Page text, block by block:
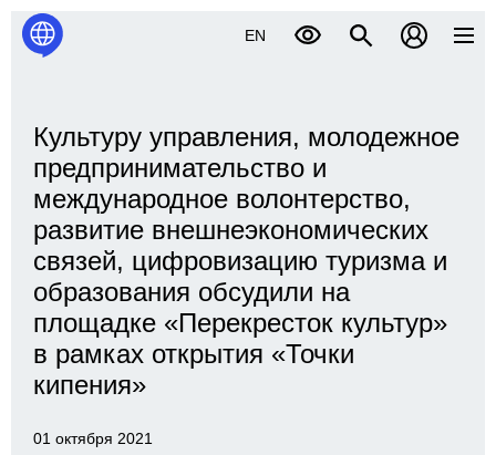
EN
Культуру управления, молодежное
предпринимательство и
международное волонтерство,
развитие внешнеэкономических
связей, цифровизацию туризма и
образования обсудили на
площадке «Перекресток культур»
в рамках открытия «Точки
кипения»
01 октября 2021